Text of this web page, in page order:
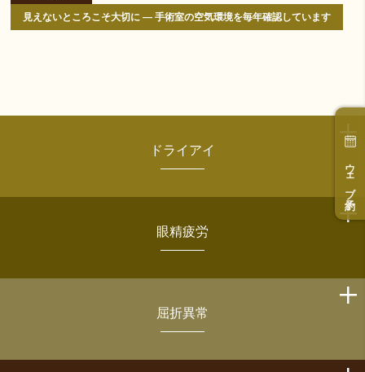
ウェブ予約
見えないところこそ大切に ― 手術室の空気環境を毎年確認しています
ドライアイ
眼精疲労
屈折異常